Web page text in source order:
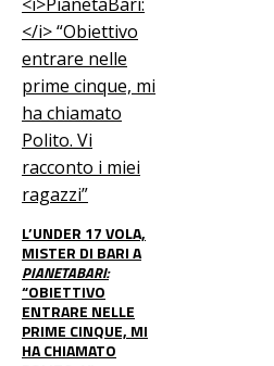
L’UNDER 17 VOLA,
MISTER DI BARI A
PIANETABARI:
“OBIETTIVO
ENTRARE NELLE
PRIME CINQUE, MI
HA CHIAMATO